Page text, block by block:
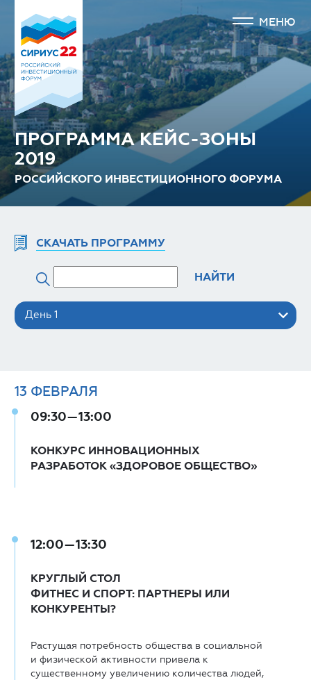
МЕНЮ
ПРОГРАММА КЕЙС-ЗОНЫ
2019
РОССИЙСКОГО ИНВЕСТИЦИОННОГО ФОРУМА
СКАЧАТЬ ПРОГРАММУ
НАЙТИ
День 1
13 ФЕВРАЛЯ
09:30—13:00
КОНКУРС ИННОВАЦИОННЫХ
РАЗРАБОТОК «ЗДОРОВОЕ ОБЩЕСТВО»
12:00—13:30
КРУГЛЫЙ СТОЛ
ФИТНЕС И СПОРТ: ПАРТНЕРЫ ИЛИ
КОНКУРЕНТЫ?
Растущая потребность общества в социальной
и физической активности привела к
существенному увеличению количества людей,